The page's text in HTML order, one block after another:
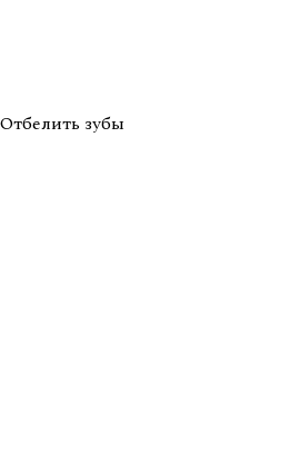
Отбелить зубы